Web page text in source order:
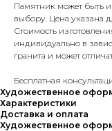
Памятник может быть
выбору. Цена указана
Стоимость
индивидуально в
гранита и может
Бесплатная
Художественное
Характеристики
Доставка и оплата
Художественное